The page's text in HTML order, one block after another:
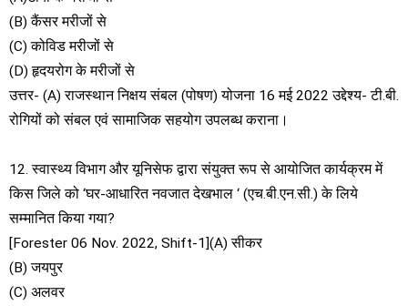
(B) कैंसर मरीजों से
(C) कोविड मरीजों से
(D) हृदयरोग के मरीजों से
उत्तर- (A) राजस्थान निक्षय संबल (पोषण) योजना 16 मई 2022 उद्देश्य- टी.बी.
रोगियों को संबल एवं सामाजिक सहयोग उपलब्ध कराना।
12. स्वास्थ्य विभाग और यूनिसेफ द्वारा संयुक्त रूप से आयोजित कार्यक्रम में
किस जिले को ‘घर-आधारित नवजात देखभाल ‘ (एच.बी.एन.सी.) के लिये
सम्मानित किया गया?
[Forester 06 Nov. 2022, Shift-1](A) सीकर
(B) जयपुर
(C) अलवर